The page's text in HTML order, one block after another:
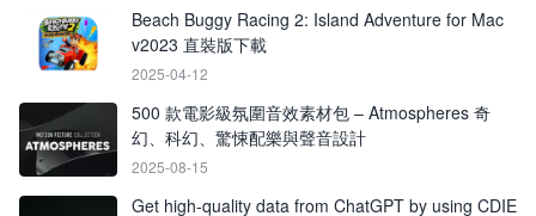
Beach Buggy Racing 2: Island Adventure for Mac
v2023 直裝版下載
2025-04-12
500 款電影級氛圍音效素材包 – Atmospheres 奇
幻、科幻、驚悚配樂與聲音設計
2025-08-15
Get high-quality data from ChatGPT by using CDIE